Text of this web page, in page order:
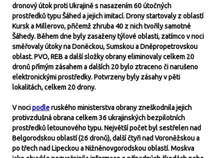
dronový útok proti Ukrajině s nasazením 60 útočných
prostředků typu Šáhed a jejich imitací. Drony startovaly z oblastí
Kursk a Millerovo, přičemž zhruba 40 z nich tvořily samotné
Šáhedy. Během dne byly zasaženy týlové oblasti, zatímco v noci
směřovaly útoky na Doněckou, Sums­kou a Dněpropetrovskou
oblast. PVO, REB a další složky obrany eliminovaly celkem 20
dronů přímým zásahem a dalších 20 bylo ztraceno či narušeno
elektronickými prostředky. Potvrzeny byly zásahy v pěti
lokalitách, celkem 20 drony.
V nocipodleruského ministerstva obrany zneškodnila jejich
protivzdušná obrana celkem 36 ukrajinských bezpilotních
prostředků letounového typu. Největší počet byl sestřelen nad
Belgorodskou oblastí (26 dronů), další čtyři nad Voroněžskou a
po třech nad Lipeckou a Nižněnovgorodskou oblastí. Moskva